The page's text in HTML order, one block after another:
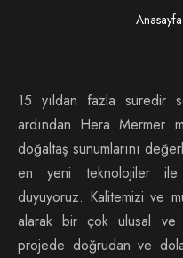
Anasayfa
15 yıldan fazla süredir
ardından Hera Mermer
doğaltaş sunumlarını
en yeni teknolojiler ile
duyuyoruz. Kalitemizi ve
alarak bir çok ulusal ve
projede doğrudan ve